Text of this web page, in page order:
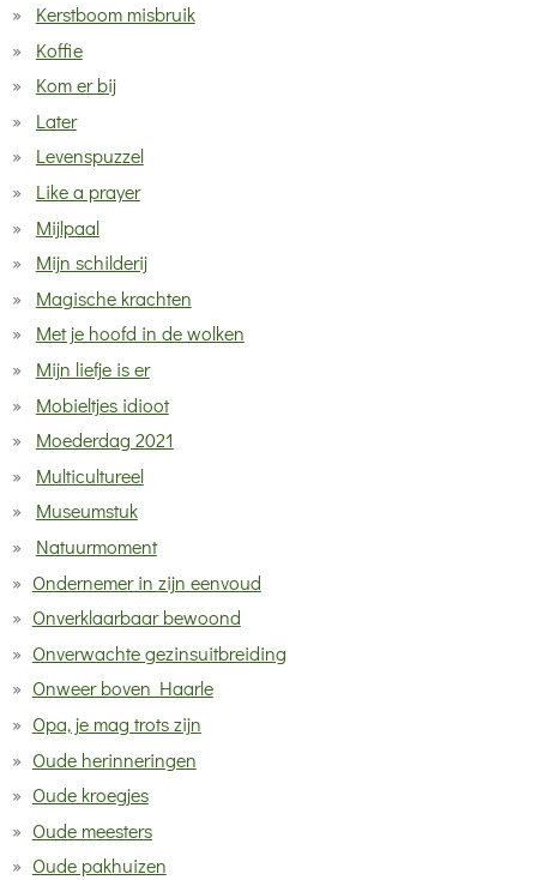
Kerstboom misbruik
Koffie
Kom er bij
Later
Levenspuzzel
Like a prayer
Mijlpaal
Mijn schilderij
Magische krachten
Met je hoofd in de wolken
Mijn liefje is er
Mobieltjes idioot
Moederdag 2021
Multicultureel
Museumstuk
Natuurmoment
Ondernemer in zijn eenvoud
Onverklaarbaar bewoond
Onverwachte gezinsuitbreiding
Onweer boven Haarle
Opa, je mag trots zijn
Oude herinneringen
Oude kroegjes
Oude meesters
Oude pakhuizen